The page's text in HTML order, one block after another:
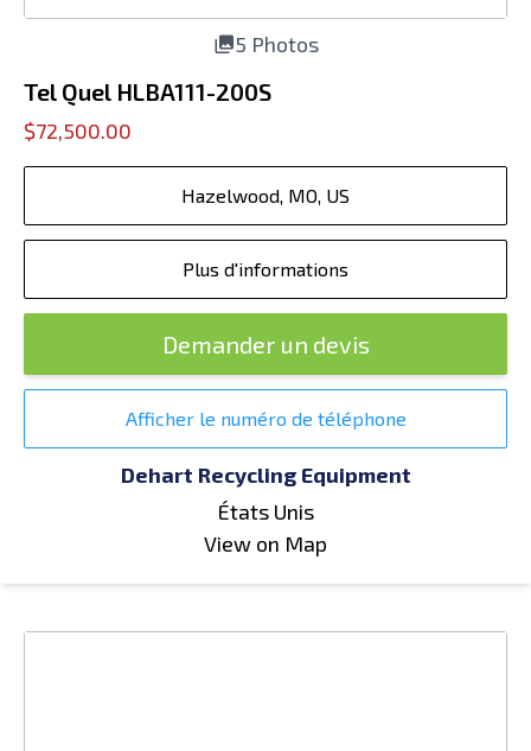
5 Photos
Tel Quel HLBA111-200S
$72,500.00
Hazelwood, MO, US
Plus d'informations
Demander un devis
Afficher le numéro de téléphone
Dehart Recycling Equipment
États Unis
View on Map